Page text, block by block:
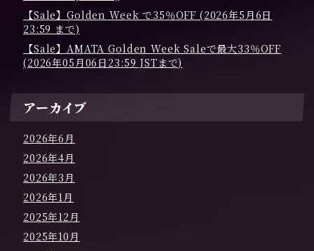
【Sale】Golden Week で35％OFF (2026年5月6日
23:59 まで)
【Sale】AMATA Golden Week Saleで最大33％OFF
(2026年05月06日23:59 JSTまで)
アーカイブ
2026年6月
2026年4月
2026年3月
2026年1月
2025年12月
2025年10月